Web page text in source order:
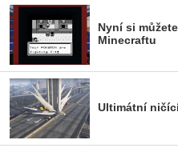
Nyní si
Minecraftu
Ultimátní